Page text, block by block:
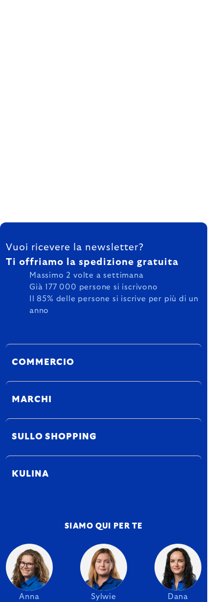
FOOTER
Vuoi ricevere la newsletter?
Ti offriamo la spedizione gratuita
Massimo 2 volte a settimana
Già 177 000 persone si iscrivono
Il 85% delle persone si iscrive per più di un
anno
COMMERCIO
MARCHI
SULLO SHOPPING
KULINA
SIAMO QUI PER TE
Anna Sylwie Dana